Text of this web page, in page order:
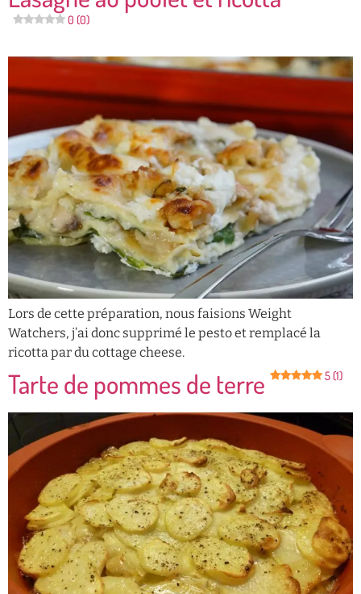
0 (0)
Lors de cette préparation, nous faisions Weight
Watchers, j’ai donc supprimé le pesto et remplacé la
ricotta par du cottage cheese.
Tarte de pommes de terre 5 (1)